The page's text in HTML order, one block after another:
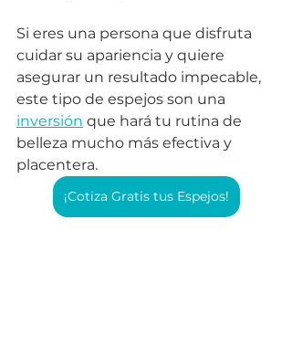
Si eres una persona que disfruta
cuidar su apariencia y quiere
asegurar un resultado impecable,
este tipo de espejos son una
inversión que hará tu rutina de
belleza mucho más efectiva y
placentera.
¡Cotiza Gratis tus Espejos!